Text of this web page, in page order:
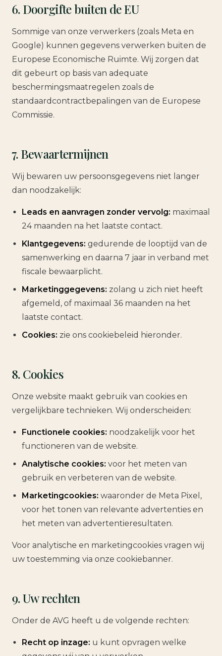
6. Doorgifte buiten de EU
Sommige van onze verwerkers (zoals Meta en
Google) kunnen gegevens verwerken buiten de
Europese Economische Ruimte. Wij zorgen dat
dit gebeurt op basis van adequate
beschermingsmaatregelen zoals de
standaardcontractbepalingen van de Europese
Commissie.
7. Bewaartermijnen
Wij bewaren uw persoonsgegevens niet langer
dan noodzakelijk:
Leads en aanvragen zonder vervolg: maximaal
24 maanden na het laatste contact.
Klantgegevens: gedurende de looptijd van de
samenwerking en daarna 7 jaar in verband met
fiscale bewaarplicht.
Marketinggegevens: zolang u zich niet heeft
afgemeld, of maximaal 36 maanden na het
laatste contact.
Cookies: zie ons cookiebeleid hieronder.
8. Cookies
Onze website maakt gebruik van cookies en
vergelijkbare technieken. Wij onderscheiden:
Functionele cookies: noodzakelijk voor het
functioneren van de website.
Analytische cookies: voor het meten van
gebruik en verbeteren van de website.
Marketingcookies: waaronder de Meta Pixel,
voor het tonen van relevante advertenties en
het meten van advertentieresultaten.
Voor analytische en marketingcookies vragen wij
uw toestemming via onze cookiebanner.
9. Uw rechten
Onder de AVG heeft u de volgende rechten:
Recht op inzage: u kunt opvragen welke